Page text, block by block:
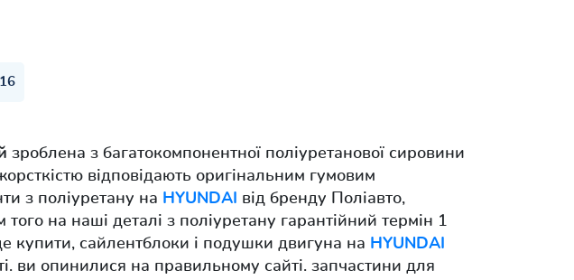
зроблена з багатокомпонентної поліуретанової сировини
відповідають оригінальним гумовим
з поліуретану на HYUNDAI від бренду Поліавто,
на наші деталі з поліуретану гарантійний термін 1
купити, сайлентблоки і подушки двигуна на HYUNDAI
ви опинилися на правильному сайті. запчастини для